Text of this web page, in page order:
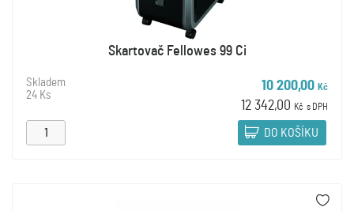
Skartovač Fellowes 99 Ci
Skladem
24 Ks
10 200,00 Kč
12 342,00 Kč s DPH
DO KOŠÍKU